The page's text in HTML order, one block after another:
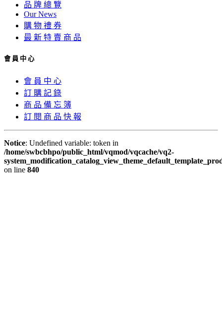
品 牌 總 覽
Our News
購 物 禮 券
最 新 特 賣 商 品
會 員 中 心
會 員 中 心
訂 購 記 錄
商 品 備 忘 簿
訂 閱 商 品 快 報
Notice: Undefined variable: token in
/home/swbcbhpo/public_html/vqmod/vqcache/vq2-
on line 840